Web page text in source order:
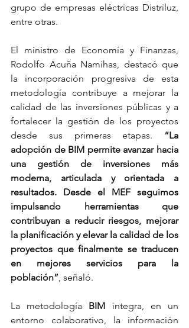
grupo de empresas eléctricas Distriluz,
entre otras.
El ministro de Economía y Finanzas,
Rodolfo Acuña Namihas, destacó que
la incorporación progresiva de esta
metodología contribuye a mejorar la
calidad de las inversiones públicas y a
fortalecer la gestión de los proyectos
desde sus primeras etapas. “La
adopción de BIM permite avanzar hacia
una gestión de inversiones más
moderna, articulada y orientada a
resultados. Desde el MEF seguimos
impulsando herramientas que
contribuyan a reducir riesgos, mejorar
la planificación y elevar la calidad de los
proyectos que finalmente se traducen
en mejores servicios para la
población”, señaló.
La metodología BIM integra, en un
entorno colaborativo, la información